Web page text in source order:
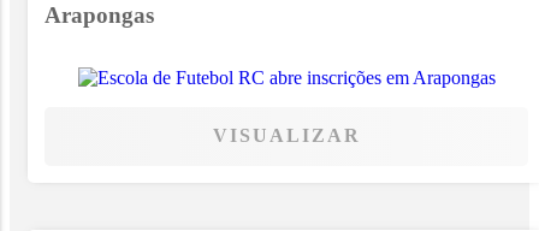
Arapongas
VISUALIZAR